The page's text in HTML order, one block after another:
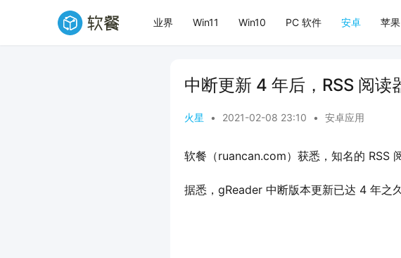
业界 Win11 Win10 PC 软件 安卓 苹果
中断更新 4 年后，RSS 阅
火星 • 2021-02-08 23:10 • 安卓应用
软餐（ruancan.com）获悉，知名的 RSS
据悉，gReader 中断版本更新已达 4 年之